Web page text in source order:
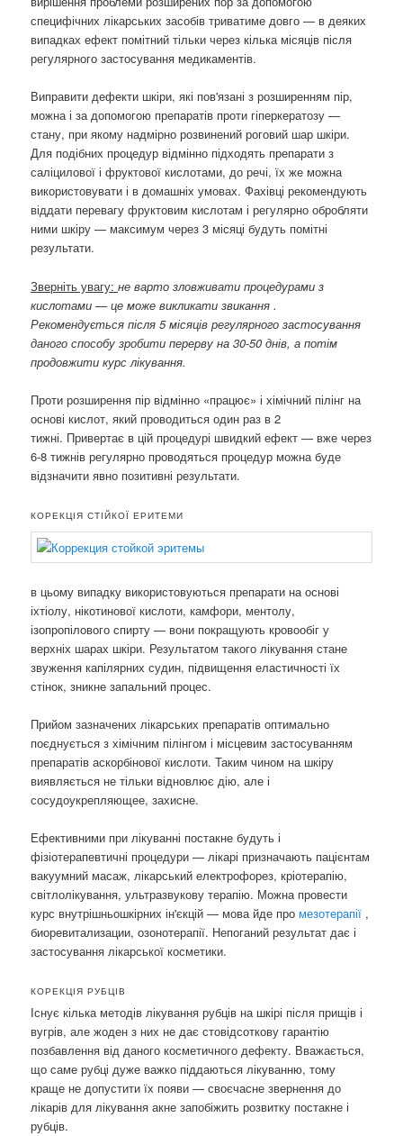
специфічних лікарських засобів триватиме довго — в деяких
випадках ефект помітний тільки через кілька місяців після
регулярного застосування медикаментів.
Виправити дефекти шкіри, які пов'язані з розширенням пір,
можна і за допомогою препаратів проти гіперкератозу —
стану, при якому надмірно розвинений роговий шар шкіри.
Для подібних процедур відмінно підходять препарати з
саліцилової і фруктової кислотами, до речі, їх же можна
використовувати і в домашніх умовах. Фахівці рекомендують
віддати перевагу фруктовим кислотам і регулярно обробляти
ними шкіру — максимум через 3 місяці будуть помітні
результати.
Зверніть увагу:не варто зловживати процедурами з
кислотами — це може викликати звикання .
Рекомендується після 5 місяців регулярного застосування
даного способу зробити перерву на 30-50 днів, а потім
продовжити курс лікування.
Проти розширення пір відмінно «працює» і хімічний пілінг на
основі кислот, який проводиться один раз в 2
тижні. Привертає в цій процедурі швидкий ефект — вже через
6-8 тижнів регулярно проводяться процедур можна буде
відзначити явно позитивні результати.
КОРЕКЦІЯ СТІЙКОЇ ЕРИТЕМИ
в цьому випадку використовуються препарати на основі
іхтіолу, нікотинової кислоти, камфори, ментолу,
ізопропілового спирту — вони покращують кровообіг у
верхніх шарах шкіри. Результатом такого лікування стане
звуження капілярних судин, підвищення еластичності їх
стінок, зникне запальний процес.
Прийом зазначених лікарських препаратів оптимально
поєднується з хімічним пілінгом і місцевим застосуванням
препаратів аскорбінової кислоти. Таким чином на шкіру
виявляється не тільки відновлює дію, але і
сосудоукрепляющее, захисне.
Ефективними при лікуванні постакне будуть і
фізіотерапевтичні процедури — лікарі призначають пацієнтам
вакуумний масаж, лікарський електрофорез, кріотерапію,
світлолікування, ультразвукову терапію. Можна провести
курс внутрішньошкірних ін'єкцій — мова йде про мезотерапії ,
биоревитализации, озонотерапії. Непоганий результат дає і
застосування лікарської косметики.
КОРЕКЦІЯ РУБЦІВ
Існує кілька методів лікування рубців на шкірі після прищів і
вугрів, але жоден з них не дає стовідсоткову гарантію
позбавлення від даного косметичного дефекту. Вважається,
що саме рубці дуже важко піддаються лікуванню, тому
краще не допустити їх появи — своєчасне звернення до
лікарів для лікування акне запобіжить розвитку постакне і
рубців.